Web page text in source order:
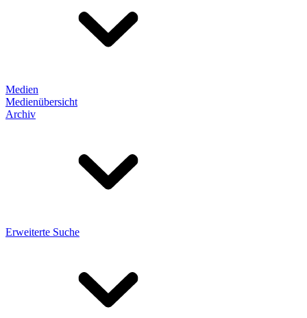
Medien
Medienübersicht
Archiv
Erweiterte Suche